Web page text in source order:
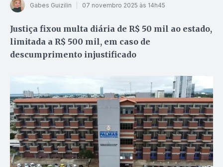
Gabes Guizilin 07 novembro 2025 às 14h45
Justiça fixou multa diária de R$ 50 mil ao estado,
limitada a R$ 500 mil, em caso de
descumprimento injustificado